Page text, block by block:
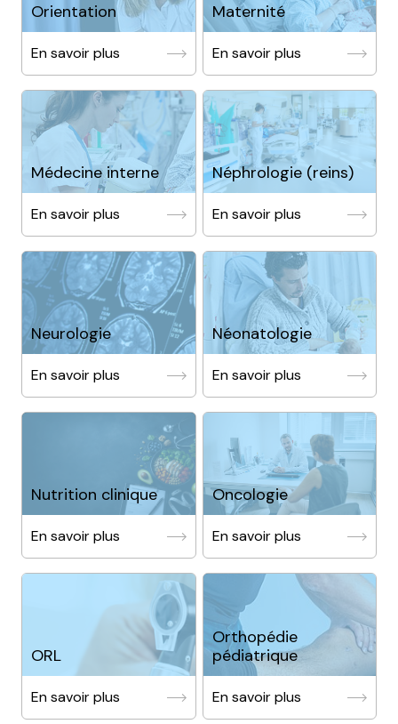
Orientation
En savoir plus
Maternité
En savoir plus
Médecine interne
En savoir plus
Néphrologie (reins)
En savoir plus
Neurologie
En savoir plus
Néonatologie
En savoir plus
Nutrition clinique
En savoir plus
Oncologie
En savoir plus
ORL
En savoir plus
Orthopédie
pédiatrique
En savoir plus